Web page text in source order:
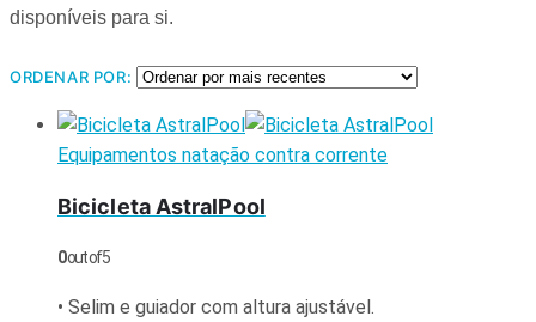
disponíveis para si.
ORDENAR POR:
Equipamentos natação contra corrente
Bicicleta AstralPool
0out of 5
• Selim e guiador com altura ajustável.